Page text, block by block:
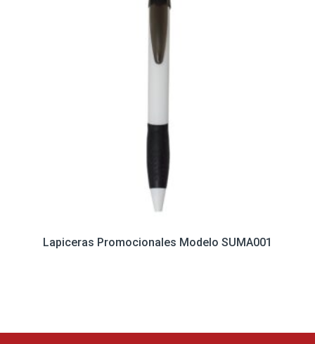
Lapiceras Promocionales Modelo SUMA001